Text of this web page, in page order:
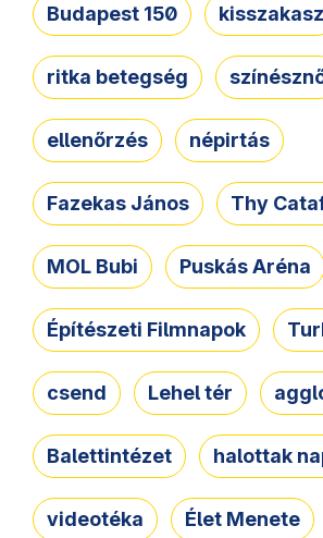
Budapest 150 kisszakasz
ritka betegség
ellenőrzés népirtás
Fazekas János Thy
MOL Bubi Puskás Aréna
Építészeti Filmnapok
csend Lehel tér
Balettintézet halottak
videotéka Élet Menete